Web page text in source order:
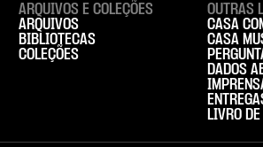
ARQUIVOS E COLEÇÕES
ARQUIVOS
BIBLIOTECAS
COLEÇÕES
OUTRAS
CASA
CASA
DADOS
LIVRO